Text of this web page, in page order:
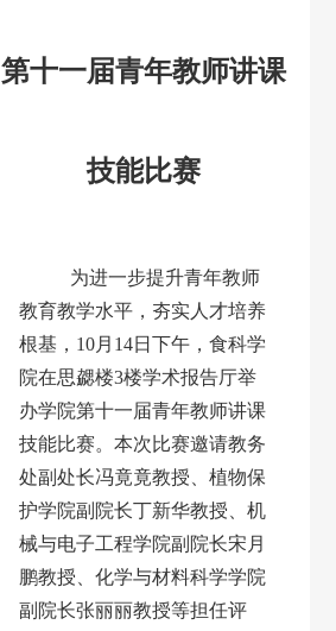
第十一届青年教师讲课
技能比赛
为进一步提升青年教师
教育教学水平，夯实人才培养
根基， 10月14日下午，食科学
院在思勰楼3楼学术报告厅举
办学院第十一届青年教师讲课
技能比赛。本次比赛邀请教务
处副处长冯竟竟教授、植物保
护学院副院长丁新华教授、机
械与电子工程学院副院长宋月
鹏教授、化学与材料科学学院
副院长张丽丽教授等担任评